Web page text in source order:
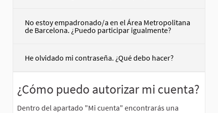
No estoy empadronado/a en el Área Metropolitana
de Barcelona. ¿Puedo participar igualmente?
He olvidado mi contraseña. ¿Qué debo hacer?
¿Cómo puedo autorizar mi cuenta?
Dentro del apartado "Mi cuenta" encontrarás una